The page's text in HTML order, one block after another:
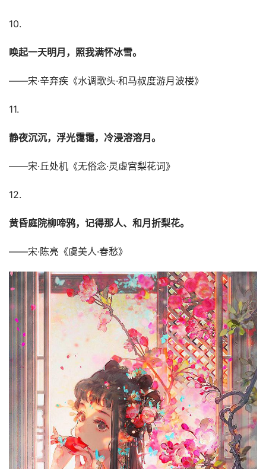
10.
唤起一天明月，照我满怀冰雪。
——宋·辛弃疾《水调歌头·和马叔度游月波楼》
11.
静夜沉沉，浮光霭霭，冷浸溶溶月。
——宋·丘处机《无俗念·灵虚宫梨花词》
12.
黄昏庭院柳啼鸦，记得那人、和月折梨花。
——宋·陈亮《虞美人·春愁》